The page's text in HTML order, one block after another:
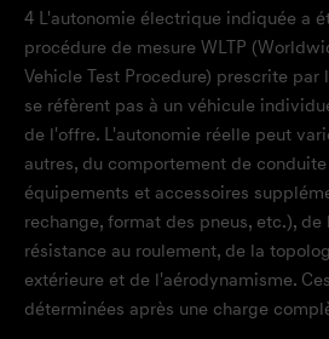
4L'autonomie électrique indiquée a
procédure de mesure WLTP
Vehicle Test Procedure) prescrite par
se réfèrent pas à un véhicule
de l'offre. L'autonomie réelle peut
autres, du comportement de
équipements et accessoires
rechange, format des pneus, etc.),
résistance au roulement, de la
extérieure et de l'aérodynamisme.
déterminées après une charge